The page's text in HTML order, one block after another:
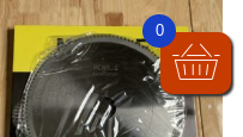
0